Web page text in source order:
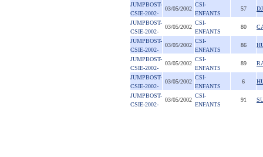
JUMPBOST-
CSIE-2002-
03/05/2002
CSI-
ENFANTS
57
JUMPBOST-
CSIE-2002-
03/05/2002
CSI-
ENFANTS
80
JUMPBOST-
CSIE-2002-
03/05/2002
CSI-
ENFANTS
86
JUMPBOST-
CSIE-2002-
03/05/2002
CSI-
ENFANTS
89
JUMPBOST-
CSIE-2002-
03/05/2002
CSI-
ENFANTS
6
JUMPBOST-
CSIE-2002-
03/05/2002
CSI-
ENFANTS
91